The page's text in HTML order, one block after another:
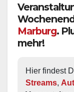
Marburg.
mehr!
Hier findest
Streams,